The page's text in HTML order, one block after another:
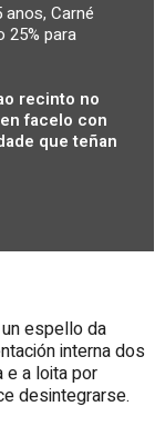
Carné
25% para
recinto no
facelo con
que teñan
espello da
interna dos
e a loita por
desintegrarse.